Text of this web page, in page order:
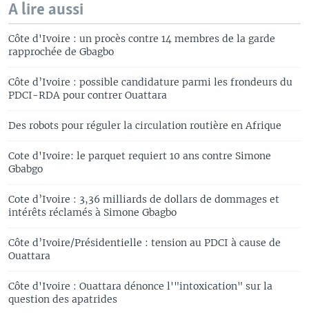
A lire aussi
Côte d'Ivoire : un procès contre 14 membres de la garde
rapprochée de Gbagbo
Côte d’Ivoire : possible candidature parmi les frondeurs du
PDCI-RDA pour contrer Ouattara
Des robots pour réguler la circulation routière en Afrique
Cote d'Ivoire: le parquet requiert 10 ans contre Simone
Gbabgo
Cote d’Ivoire : 3,36 milliards de dollars de dommages et
intérêts réclamés à Simone Gbagbo
Côte d’Ivoire/Présidentielle : tension au PDCI à cause de
Ouattara
Côte d'Ivoire : Ouattara dénonce l'"intoxication" sur la
question des apatrides